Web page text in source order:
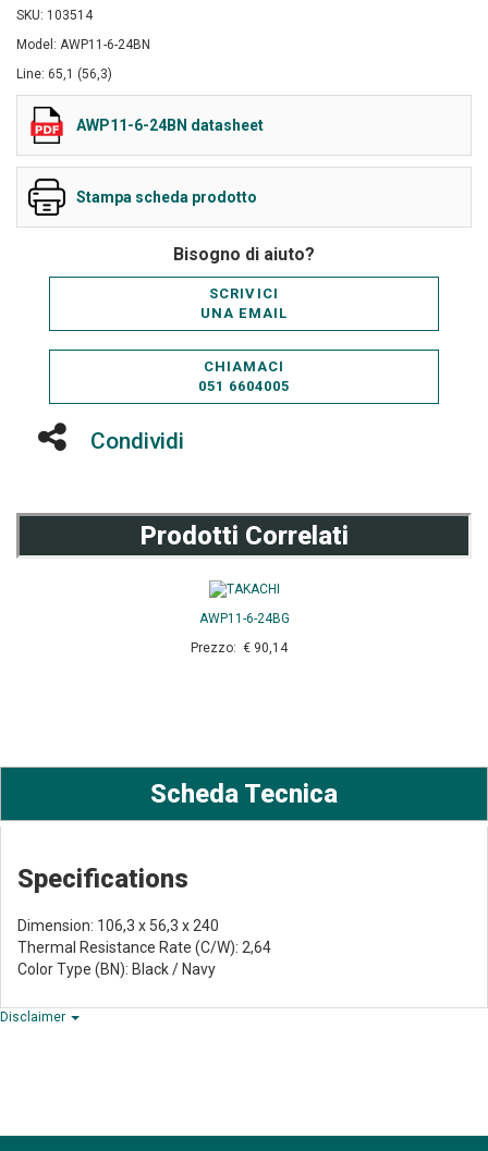
SKU: 103514
Model: AWP11-6-24BN
Line: 65,1 (56,3)
AWP11-6-24BN datasheet
Stampa scheda prodotto
Bisogno di aiuto?
SCRIVICI
UNA EMAIL
CHIAMACI
051 6604005
Condividi
Prodotti Correlati
AWP11-6-24BG
Prezzo: € 90,14
Scheda Tecnica
Specifications
Dimension: 106,3 x 56,3 x 240
Thermal Resistance Rate (C/W): 2,64
Color Type (BN): Black / Navy
Disclaimer